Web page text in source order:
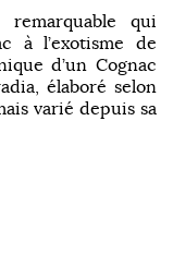
qui
à l’exotisme de
d’un Cognac
élaboré selon
varié depuis sa